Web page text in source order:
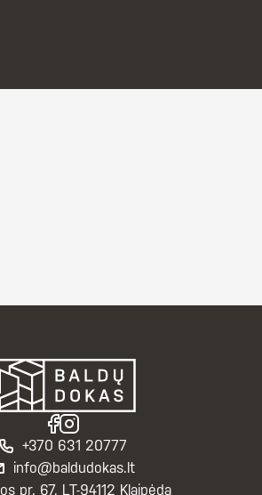
+370 631 20777
info@baldudokas.lt
pr. 67, LT-94112 Klaipėda